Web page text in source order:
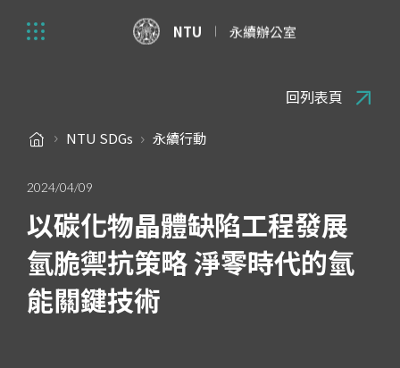
NTU 永續辦公室
NTU SDGs 永續行動
回列表頁
2024/04/09
以碳化物晶體缺陷工程發展
氫脆禦抗策略 淨零時代的氫
能關鍵技術